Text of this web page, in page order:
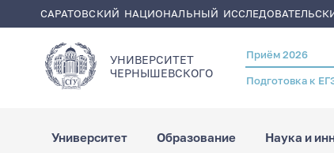
САРАТОВСКИЙ НАЦИОНАЛЬНЫЙ
УНИВЕРСИТЕТ
ЧЕРНЫШЕВСКОГO
Header
menu
Приём 2026
Подготовка к
Университет Образование Наука и